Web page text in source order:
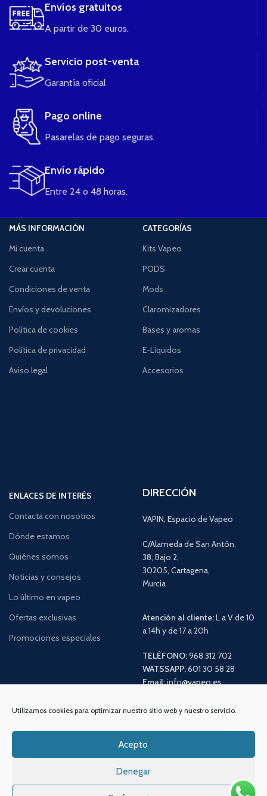
Utilizamos cookies para optimizar nuestro sitio web y nuestro servicio.
Acepto
Denegar
Envíos gratuitos
A partir de 30 euros.
Servicio post-venta
Garantía oficial
Pago online
Pasarelas de pago seguras.
Envío rápido
Entre 24 o 48 horas.
MÁS INFORMACIÓN
Mi cuenta
Crear cuenta
Condiciones de venta
Envíos y devoluciones
Política de cookies
Política de privacidad
Aviso legal
CATEGORÍAS
Kits Vapeo
PODS
Mods
Claromizadores
Bases y aromas
E-Líquidos
Accesorios
ENLACES DE INTERÉS
Contacta con nosotros
Dónde estamos
Quiénes somos
Noticias y consejos
Lo último en vapeo
Ofertas exclusivas
Promociones especiales
DIRECCIÓN
VAPIN, Espacio de Vapeo
C/Alameda de San Antón,
38, Bajo 2,
30205, Cartagena,
Murcia
Atención al cliente:L a V de 10
a 14h y de 17 a 20h
TELÉFONO:968 312 702
WATSSAPP:601 30 58 28
Email:info@vapeo.es